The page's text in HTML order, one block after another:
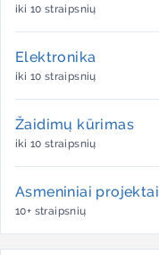
iki 10 straipsnių
Elektronika
iki 10 straipsnių
Žaidimų kūrimas
iki 10 straipsnių
Asmeniniai projektai
10+ straipsnių